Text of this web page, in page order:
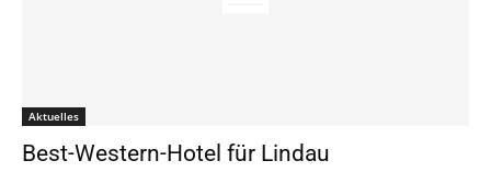
Aktuelles
Best-Western-Hotel für Lindau